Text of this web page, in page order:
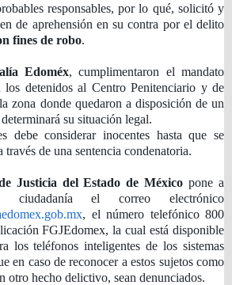
responsables, por lo qué, solicitó y
de aprehensión en su contra por el delito
fines de robo.
Edoméx, cumplimentaron el mandato
detenidos al Centro Penitenciario y de
zona donde quedaron a disposición de un
su situación legal.
debe considerar inocentes hasta que se
de una sentencia condenatoria.
Justicia del Estado de México pone a
el correo electrónico
, el número telefónico 800
FGJEdomex, la cual está disponible
los teléfonos inteligentes de los sistemas
en caso de reconocer a estos sujetos como
otro hecho delictivo, sean denunciados.